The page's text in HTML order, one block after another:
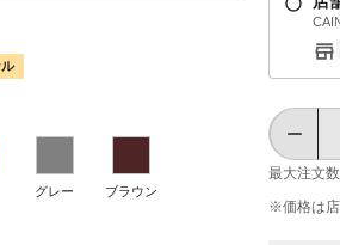
グレー ブラウン
最大注文
※価格は​店